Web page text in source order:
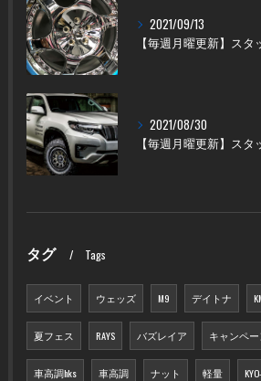
2021/09/13
2021/08/30
タグ Tags
イベント ウェッズ M9 デイトナ
夏フェス RAYS バズレイア キャンペー
車高調hks 車高調 ナット 軽量